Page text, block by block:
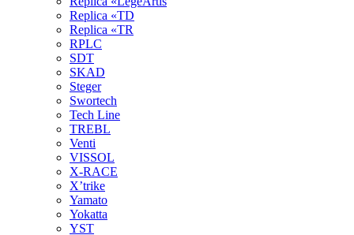
Replica «TD
Replica «TR
RPLC
SDT
SKAD
Steger
Swortech
Tech Line
TREBL
Venti
VISSOL
X-RACE
X’trike
Yamato
Yokatta
YST